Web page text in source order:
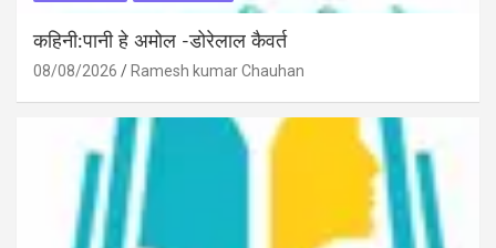
कहिनी:पानी हे अमोल -डोरेलाल कैवर्त
08/08/2026 Ramesh kumar Chauhan